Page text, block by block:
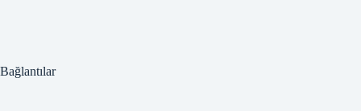
Bağlantılar